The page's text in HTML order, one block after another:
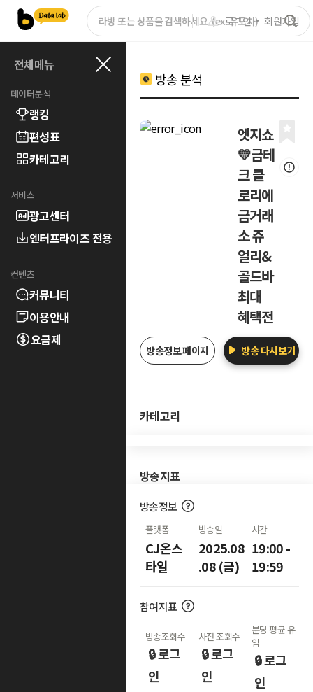
로그인 회원가입
전체메뉴
데이터분석
랭킹
편성표
카테고리
서비스
광고센터
엔터프라이즈 전용
컨텐츠
커뮤니티
이용안내
요금제
방송 분석
엣지쇼
💛금테
크 클
로리에
금거래
소 쥬
얼리&
골드바
최대
혜택전
방송정보 페이지 방송 다시보기
카테고리
방송지표
방송정보
플랫폼
CJ온스
타일
방송일
2025.08
.08 (금)
시간
19:00 -
19:59
참여지표
방송조회수
🔒 로그
인
사전 조회수
🔒 로그
인
분당 평균 유
입
🔒 로그
인